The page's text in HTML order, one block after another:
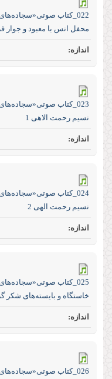
022_کتاب
محفل انس با معبود و جوار
023_کتاب
نسیم رحمت الاهی 1
024_کتاب
نسیم رحمت الهی 2
025_کتاب
خاستگاه و بایسته‌های شکر
026_کتاب